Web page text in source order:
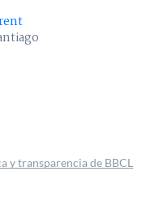
y transparencia de BBCL